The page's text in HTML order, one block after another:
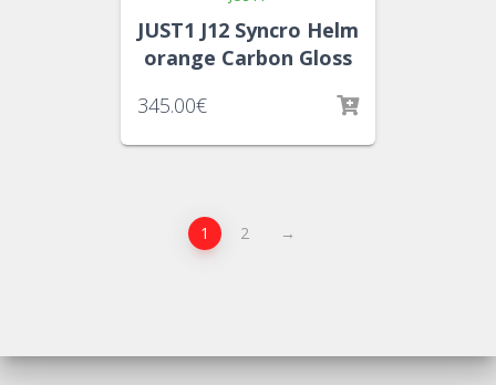
JUST1 J12 Syncro Helm
orange Carbon Gloss
345.00€
1 2 →